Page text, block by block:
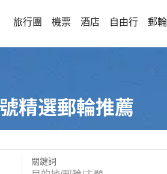
旅行團 機票 酒店 自由行 郵輪
精選郵輪推薦
關鍵詞